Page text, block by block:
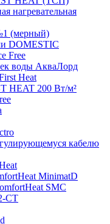
нагревательная
(мерный)
DOMESTIC
Free
воды АкваЛорд
Heat
HEAT 200 Вт/м²
кабелю
MinimatD
SMC
CT